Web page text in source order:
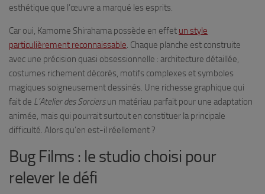
esthétique que l’œuvre a marqué les esprits.
Car oui, Kamome Shirahama possède en effet un style
particulièrement reconnaissable. Chaque planche est construite
avec une précision quasi obsessionnelle : architecture détaillée,
costumes richement décorés, motifs complexes et symboles
magiques soigneusement dessinés. Une richesse graphique qui
fait de L’Atelier des Sorciersun matériau parfait pour une adaptation
animée, mais qui pourrait surtout en constituer la principale
difficulté. Alors qu’en est-il réellement ?
Bug Films : le studio choisi pour
relever le défi